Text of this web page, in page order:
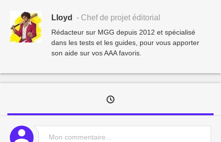
Lloyd - Chef de projet éditorial
Rédacteur sur MGG depuis 2012 et spécialisé
dans les tests et les guides, pour vous apporter
son aide sur vos AAA favoris.